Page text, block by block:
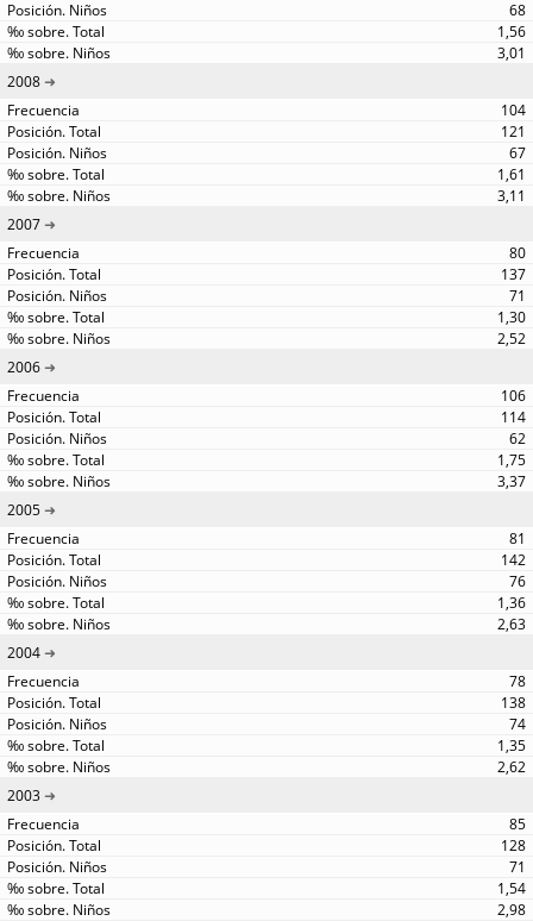
68
1,56
3,01
2008
104
121
67
1,61
3,11
2007
80
137
71
1,30
2,52
2006
106
114
62
1,75
3,37
2005
81
142
76
1,36
2,63
2004
78
138
74
1,35
2,62
2003
85
128
71
1,54
2,98